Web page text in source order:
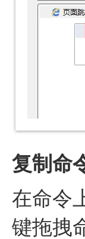
复制命
在命令
键拖拽